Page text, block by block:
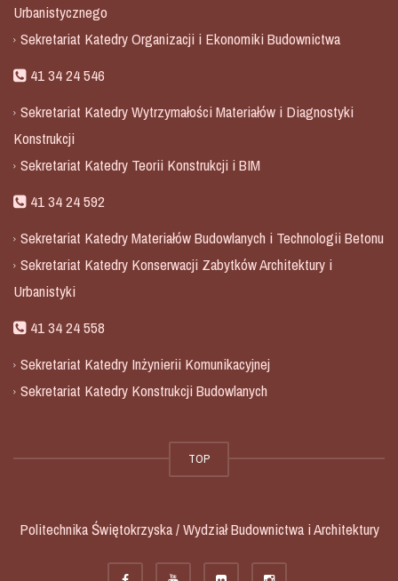
Urbanistycznego
Sekretariat Katedry Organizacji i Ekonomiki Budownictwa
41 34 24 546
Sekretariat Katedry Wytrzymałości Materiałów i Diagnostyki
Konstrukcji
Sekretariat Katedry Teorii Konstrukcji i BIM
41 34 24 592
Sekretariat Katedry Materiałów Budowlanych i Technologii Betonu
Sekretariat Katedry Konserwacji Zabytków Architektury i
Urbanistyki
41 34 24 558
Sekretariat Katedry Inżynierii Komunikacyjnej
Sekretariat Katedry Konstrukcji Budowlanych
TOP
Politechnika Świętokrzyska / Wydział Budownictwa i Architektury